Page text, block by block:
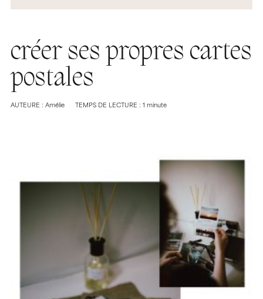
créer ses propres cartes
postales
AUTEURE : Amélie TEMPS DE LECTURE : 1 minute